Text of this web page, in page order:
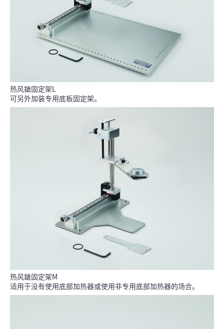
热风鎗固定架L
可另外加装专用底板固定架。
热风鎗固定架M
适用于没有使用底部加热器或使用非专用底部加热器的场合。